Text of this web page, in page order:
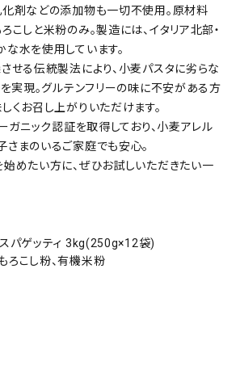
化剤などの添加物も一切不使用。原材料
こしと米粉のみ。製造には、イタリア北部・
水を使用しています。
せる伝統製法により、小麦パスタに劣らな
実現。グルテンフリーの味に不安がある方
くお召し上がりいただけます。
ガニック認証を取得しており、小麦アレル
まのいるご家庭でも安心。
始めたい方に、ぜひお試しいただきたい一
スパゲッティ 3kg(250g×12袋)
ろこし粉、有機米粉